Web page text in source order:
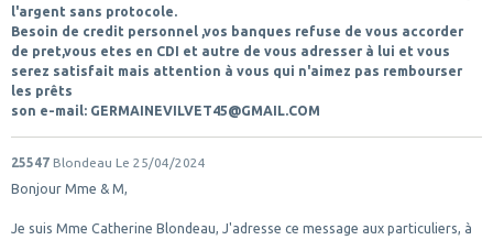
l'argent sans protocole.
Besoin de credit personnel ,vos banques refuse de vous accorder
de pret,vous etes en CDI et autre de vous adresser à lui et vous
serez satisfait mais attention à vous qui n'aimez pas rembourser
les prêts
son e-mail: GERMAINEVILVET45@GMAIL.COM
25547 Blondeau Le 25/04/2024
Bonjour Mme & M,
Je suis Mme Catherine Blondeau, J'adresse ce message aux particuliers, à